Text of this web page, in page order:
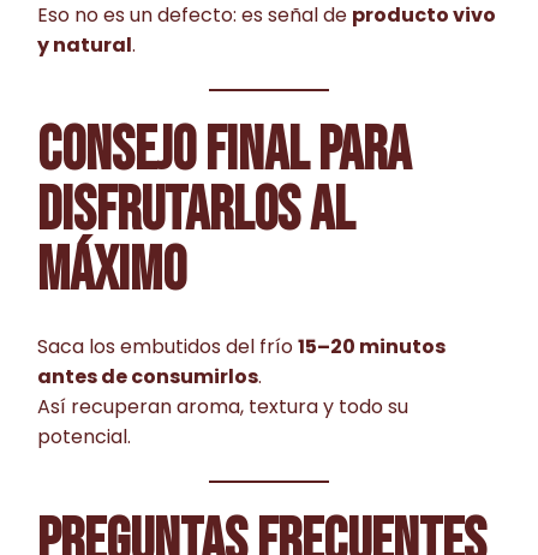
Eso no es un defecto: es señal de producto vivo
y natural.
CONSEJO FINAL PARA
DISFRUTARLOS AL
MÁXIMO
Saca los embutidos del frío15–20 minutos
antes de consumirlos.
Así recuperan aroma, textura y todo su
potencial.